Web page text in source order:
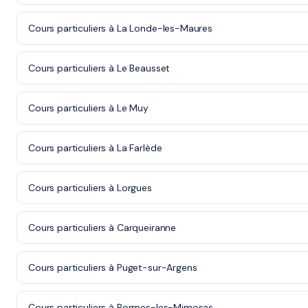
Cours particuliers à La Londe-les-Maures
Cours particuliers à Le Beausset
Cours particuliers à Le Muy
Cours particuliers à La Farlède
Cours particuliers à Lorgues
Cours particuliers à Carqueiranne
Cours particuliers à Puget-sur-Argens